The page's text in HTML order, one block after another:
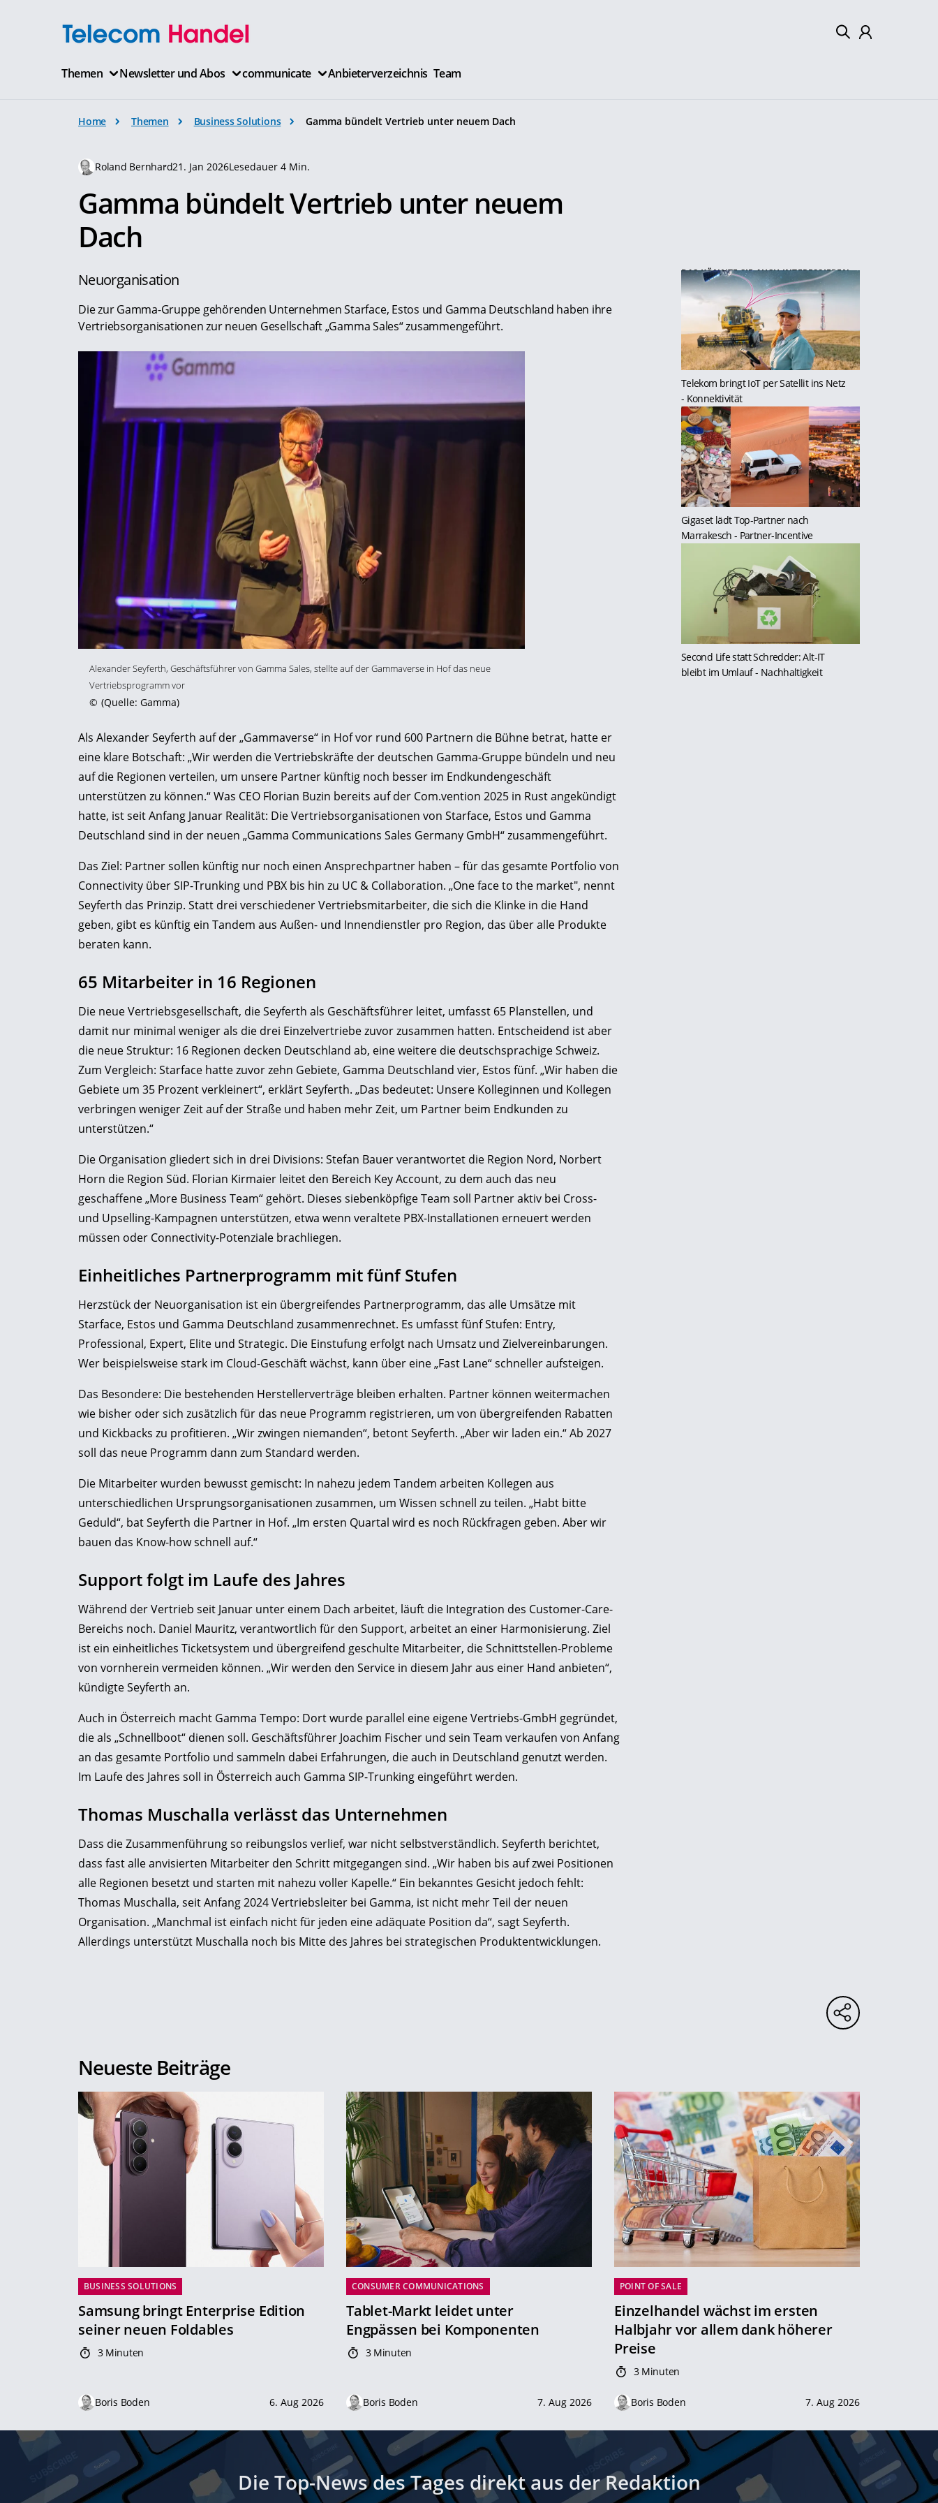
Themen Newsletter und Abos communicate Anbieterverzeichnis Team
Home Themen Business Solutions Gamma bündelt Vertrieb unter neuem Dach
Roland Bernhard21. Jan 2026Lesedauer 4 Min.
Gamma bündelt Vertrieb unter neuem
Dach
Neuorganisation
Die zur Gamma-Gruppe gehörenden Unternehmen Starface, Estos und Gamma Deutschland haben ihre
Vertriebsorganisationen zur neuen Gesellschaft „Gamma Sales“ zusammengeführt.
Alexander Seyferth, Geschäftsführer von Gamma Sales, stellte auf der Gammaverse in Hof das neue
Vertriebsprogramm vor
© (Quelle: Gamma)
Als Alexander Seyferth auf der „Gammaverse“ in Hof vor rund 600 Partnern die Bühne betrat, hatte er
eine klare Botschaft: „Wir werden die Vertriebskräfte der deutschen Gamma-Gruppe bündeln und neu
auf die Regionen verteilen, um unsere Partner künftig noch besser im Endkundengeschäft
unterstützen zu können.“ Was CEO Florian Buzin bereits auf der Com.vention 2025 in Rust angekündigt
hatte, ist seit Anfang Januar Realität: Die Vertriebsorganisationen von Starface, Estos und Gamma
Deutschland sind in der neuen „Gamma Communications Sales Germany GmbH“ zusammengeführt.
Das Ziel: Partner sollen künftig nur noch einen Ansprechpartner haben – für das gesamte Portfolio von
Connectivity über SIP-Trunking und PBX bis hin zu UC & Collaboration. „One face to the market", nennt
Seyferth das Prinzip. Statt drei verschiedener Vertriebsmitarbeiter, die sich die Klinke in die Hand
geben, gibt es künftig ein Tandem aus Außen- und Innendienstler pro Region, das über alle Produkte
beraten kann.
65 Mitarbeiter in 16 Regionen
Die neue Vertriebsgesellschaft, die Seyferth als Geschäftsführer leitet, umfasst 65 Planstellen, und
damit nur minimal weniger als die drei Einzelvertriebe zuvor zusammen hatten. Entscheidend ist aber
die neue Struktur: 16 Regionen decken Deutschland ab, eine weitere die deutschsprachige Schweiz.
Zum Vergleich: Starface hatte zuvor zehn Gebiete, Gamma Deutschland vier, Estos fünf. „Wir haben die
Gebiete um 35 Prozent verkleinert“, erklärt Seyferth. „Das bedeutet: Unsere Kolleginnen und Kollegen
verbringen weniger Zeit auf der Straße und haben mehr Zeit, um Partner beim Endkunden zu
unterstützen.“
Die Organisation gliedert sich in drei Divisions: Stefan Bauer verantwortet die Region Nord, Norbert
Horn die Region Süd. Florian Kirmaier leitet den Bereich Key Account, zu dem auch das neu
geschaffene „More Business Team“ gehört. Dieses siebenköpfige Team soll Partner aktiv bei Cross-
und Upselling-Kampagnen unterstützen, etwa wenn veraltete PBX-Installationen erneuert werden
müssen oder Connectivity-Potenziale brachliegen.
Einheitliches Partnerprogramm mit fünf Stufen
Herzstück der Neuorganisation ist ein übergreifendes Partnerprogramm, das alle Umsätze mit
Starface, Estos und Gamma Deutschland zusammenrechnet. Es umfasst fünf Stufen: Entry,
Professional, Expert, Elite und Strategic. Die Einstufung erfolgt nach Umsatz und Zielvereinbarungen.
Wer beispielsweise stark im Cloud-Geschäft wächst, kann über eine „Fast Lane“ schneller aufsteigen.
Das Besondere: Die bestehenden Herstellerverträge bleiben erhalten. Partner können weitermachen
wie bisher oder sich zusätzlich für das neue Programm registrieren, um von übergreifenden Rabatten
und Kickbacks zu profitieren. „Wir zwingen niemanden“, betont Seyferth. „Aber wir laden ein.“ Ab 2027
soll das neue Programm dann zum Standard werden.
Die Mitarbeiter wurden bewusst gemischt: In nahezu jedem Tandem arbeiten Kollegen aus
unterschiedlichen Ursprungsorganisationen zusammen, um Wissen schnell zu teilen. „Habt bitte
Geduld“, bat Seyferth die Partner in Hof. „Im ersten Quartal wird es noch Rückfragen geben. Aber wir
bauen das Know-how schnell auf.“
Support folgt im Laufe des Jahres
Während der Vertrieb seit Januar unter einem Dach arbeitet, läuft die Integration des Customer-Care-
Bereichs noch. Daniel Mauritz, verantwortlich für den Support, arbeitet an einer Harmonisierung. Ziel
ist ein einheitliches Ticketsystem und übergreifend geschulte Mitarbeiter, die Schnittstellen-Probleme
von vornherein vermeiden können. „Wir werden den Service in diesem Jahr aus einer Hand anbieten“,
kündigte Seyferth an.
Auch in Österreich macht Gamma Tempo: Dort wurde parallel eine eigene Vertriebs-GmbH gegründet,
die als „Schnellboot“ dienen soll. Geschäftsführer Joachim Fischer und sein Team verkaufen von Anfang
an das gesamte Portfolio und sammeln dabei Erfahrungen, die auch in Deutschland genutzt werden.
Im Laufe des Jahres soll in Österreich auch Gamma SIP-Trunking eingeführt werden.
Thomas Muschalla verlässt das Unternehmen
Dass die Zusammenführung so reibungslos verlief, war nicht selbstverständlich. Seyferth berichtet,
dass fast alle anvisierten Mitarbeiter den Schritt mitgegangen sind. „Wir haben bis auf zwei Positionen
alle Regionen besetzt und starten mit nahezu voller Kapelle.“ Ein bekanntes Gesicht jedoch fehlt:
Thomas Muschalla, seit Anfang 2024 Vertriebsleiter bei Gamma, ist nicht mehr Teil der neuen
Organisation. „Manchmal ist einfach nicht für jeden eine adäquate Position da“, sagt Seyferth.
Allerdings unterstützt Muschalla noch bis Mitte des Jahres bei strategischen Produktentwicklungen.
DAS KÖNNTE SIE AUCH INTERESSIEREN:
Telekom bringt IoT per Satellit ins Netz
- Konnektivität
Gigaset lädt Top-Partner nach
Marrakesch - Partner-Incentive
Second Life statt Schredder: Alt-IT
bleibt im Umlauf- Nachhaltigkeit
Neueste Beiträge
BUSINESS SOLUTIONS
Samsung bringt Enterprise Edition
seiner neuen Foldables
3 Minuten
Boris Boden 6. Aug 2026
CONSUMER COMMUNICATIONS
Tablet-Markt leidet unter
Engpässen bei Komponenten
3 Minuten
Boris Boden 7. Aug 2026
POINT OF SALE
Einzelhandel wächst im ersten
Halbjahr vor allem dank höherer
Preise
3 Minuten
Boris Boden 7. Aug 2026
Die Top-News des Tages direkt aus der Redaktion